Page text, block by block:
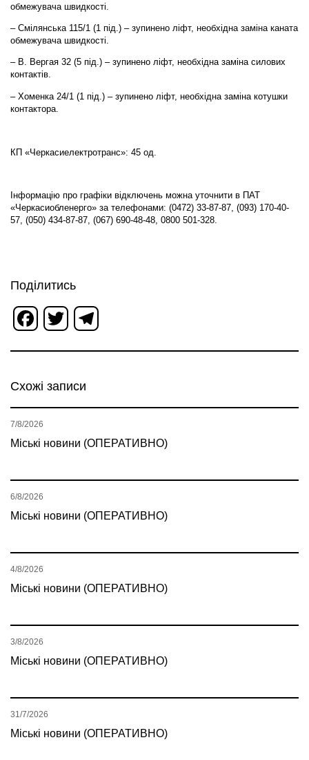
обмежувача швидкості.
– Смілянська 115/1 (1 під.) – зупинено ліфт, необхідна заміна каната
обмежувача швидкості.
– В. Вергая 32 (5 під.) – зупинено ліфт, необхідна заміна силових
контактів.
– Хоменка 24/1 (1 під.) – зупинено ліфт, необхідна заміна котушки
контактора.
КП «Черкасиелектротранс»: 45 од.
Інформацію про графіки відключень можна уточнити в ПАТ
«Черкасиобленерго» за телефонами: (0472) 33-87-87, (093) 170-40-
57, (050) 434-87-87, (067) 690-48-48, 0800 501-328.
Поділитись
Facebook
Twitter
Схожі записи
Міські новини (ОПЕРАТИВНО)
7/8/2026
Міські новини (ОПЕРАТИВНО)
6/8/2026
Міські новини (ОПЕРАТИВНО)
4/8/2026
Міські новини (ОПЕРАТИВНО)
3/8/2026
Міські новини (ОПЕРАТИВНО)
31/7/2026